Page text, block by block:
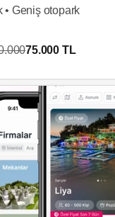
• Geniş otopark
75.000 TL